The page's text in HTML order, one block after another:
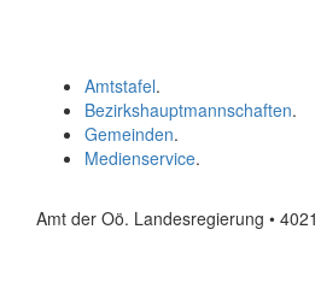
Amtstafel.
Bezirkshauptmannschaften.
Gemeinden.
Medienservice.
Amt der Oö. Landesregierung •